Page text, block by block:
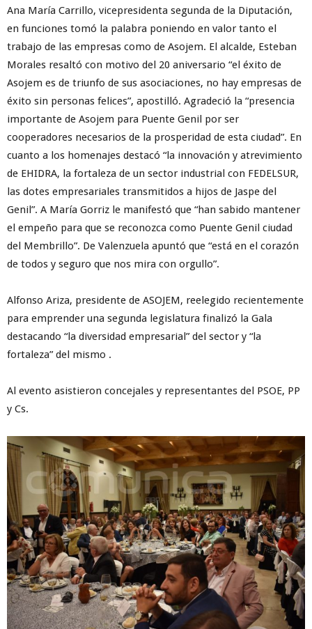
Ana María Carrillo, vicepresidenta segunda de la Diputación,
en funciones tomó la palabra poniendo en valor tanto el
trabajo de las empresas como de Asojem. El alcalde, Esteban
Morales resaltó con motivo del 20 aniversario “el éxito de
Asojem es de triunfo de sus asociaciones, no hay empresas de
éxito sin personas felices”, apostilló. Agradeció la “presencia
importante de Asojem para Puente Genil por ser
cooperadores necesarios de la prosperidad de esta ciudad”. En
cuanto a los homenajes destacó “la innovación y atrevimiento
de EHIDRA, la fortaleza de un sector industrial con FEDELSUR,
las dotes empresariales transmitidos a hijos de Jaspe del
Genil”. A María Gorriz le manifestó que “han sabido mantener
el empeño para que se reconozca como Puente Genil ciudad
del Membrillo”. De Valenzuela apuntó que “está en el corazón
de todos y seguro que nos mira con orgullo”.
Alfonso Ariza, presidente de ASOJEM, reelegido recientemente
para emprender una segunda legislatura finalizó la Gala
destacando “la diversidad empresarial” del sector y “la
fortaleza” del mismo .
Al evento asistieron concejales y representantes del PSOE, PP
y Cs.